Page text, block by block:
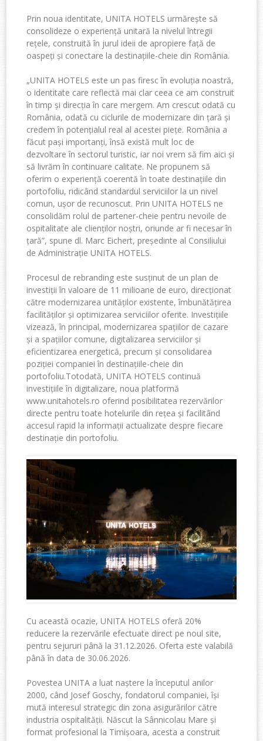
Prin noua identitate, UNITA HOTELS urmărește să
consolideze o experiență unitară la nivelul întregii
rețele, construită în jurul ideii de apropiere față de
oaspeți și conectare la destinațiile-cheie din România.
„UNITA HOTELS este un pas firesc în evoluția noastră,
o identitate care reflectă mai clar ceea ce am construit
în timp și direcția în care mergem. Am crescut odată cu
România, odată cu ciclurile de modernizare din țară și
credem în potențialul real al acestei piețe. România a
făcut pași importanți, însă există mult loc de
dezvoltare în sectorul turistic, iar noi vrem să fim aici și
să livrăm în continuare calitate. Ne propunem să
oferim o experiență coerentă în toate destinațiile din
portofoliu, ridicând standardul serviciilor la un nivel
comun, ușor de recunoscut. Prin UNITA HOTELS ne
consolidăm rolul de partener-cheie pentru nevoile de
ospitalitate ale clienților noștri, oriunde ar fi necesar în
țară”, spune dl. Marc Eichert, președinte al Consiliului
de Administrație UNITA HOTELS.
Procesul de rebranding este susținut de un plan de
investiții în valoare de 11 milioane de euro, direcționat
către modernizarea unităților existente, îmbunătățirea
facilităților și optimizarea serviciilor oferite. Investițiile
vizează, în principal, modernizarea spațiilor de cazare
și a spațiilor comune, digitalizarea serviciilor și
eficientizarea energetică, precum și consolidarea
poziției companiei în destinațiile-cheie din
portofoliu.Totodată, UNITA HOTELS continuă
investițiile în digitalizare, noua platformă
www.unitahotels.ro oferind posibilitatea rezervărilor
directe pentru toate hotelurile din rețea și facilitând
accesul rapid la informații actualizate despre fiecare
destinație din portofoliu.
Cu această ocazie, UNITA HOTELS oferă 20%
reducere la rezervările efectuate direct pe noul site,
pentru sejururi până la 31.12.2026. Oferta este valabilă
până în data de 30.06.2026.
Povestea UNITA a luat naștere la începutul anilor
2000, când Josef Goschy, fondatorul companiei, își
mută interesul strategic din zona asigurărilor către
industria ospitalității. Născut la Sânnicolau Mare și
format profesional la Timișoara, acesta a construit